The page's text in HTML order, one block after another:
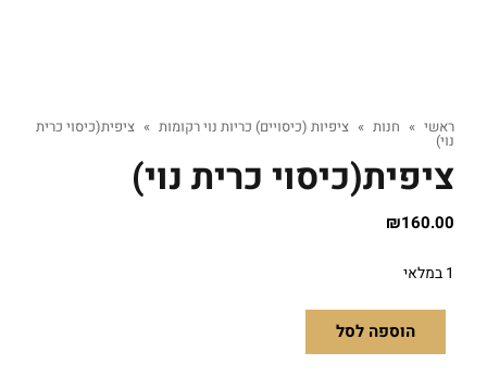
ראשי » חנות » ציפיות (כיסויים) כריות נוי רקומות » ציפית(כיסוי כרית
נוי)
ציפית(כיסוי כרית נוי)
₪160.00
1 במלאי
הוספה לסל